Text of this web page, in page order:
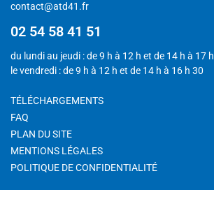
contact@atd41.fr
02 54 58 41 51
du lundi au jeudi : de 9 h à 12 h et de 14 h à 17 h
le vendredi : de 9 h à 12 h et de 14 h à 16 h 30
TÉLÉCHARGEMENTS
FAQ
PLAN DU SITE
MENTIONS LÉGALES
POLITIQUE DE CONFIDENTIALITÉ